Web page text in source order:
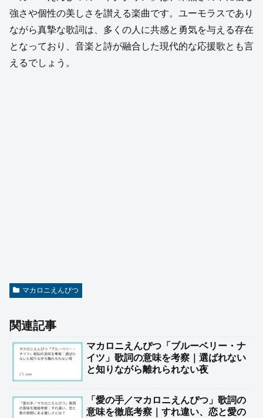
強さや個性の美しさを讃える楽曲です。ユーモラスであり
ながら真摯な歌詞は、多くの人に共感と勇気を与える存在
となっており、音楽と詩が融合した現代的な応援歌とも言
えるでしょう。
マカロニえんぴつ
関連記事
マカロニえんぴつ「ブルーベリー・ナ
イツ」歌詞の意味を考察｜選ばれない
と知りながら離れられない夜
「愛の手／マカロニえんぴつ」歌詞の
意味を徹底考察｜すれ違い、恋と愛の